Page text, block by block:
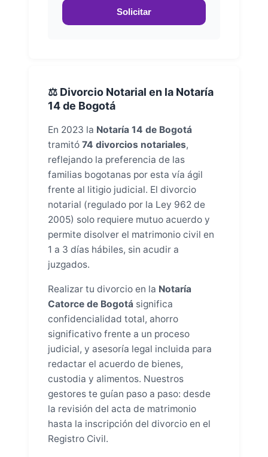
Solicitar
⚖️ Divorcio Notarial en la Notaría
14 de Bogotá
En 2023 la Notaría 14 de Bogotá
tramitó 74 divorcios notariales,
reflejando la preferencia de las
familias bogotanas por esta vía ágil
frente al litigio judicial. El divorcio
notarial (regulado por la Ley 962 de
2005) solo requiere mutuo acuerdo y
permite disolver el matrimonio civil en
1 a 3 días hábiles, sin acudir a
juzgados.
Realizar tu divorcio en la Notaría
Catorce de Bogotá significa
confidencialidad total, ahorro
significativo frente a un proceso
judicial, y asesoría legal incluida para
redactar el acuerdo de bienes,
custodia y alimentos. Nuestros
gestores te guían paso a paso: desde
la revisión del acta de matrimonio
hasta la inscripción del divorcio en el
Registro Civil.